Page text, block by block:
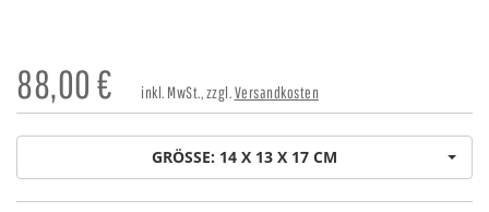
88,00€ inkl. MwSt., zzgl.Versandkosten
GRÖSSE: 14 X 13 X 17 CM